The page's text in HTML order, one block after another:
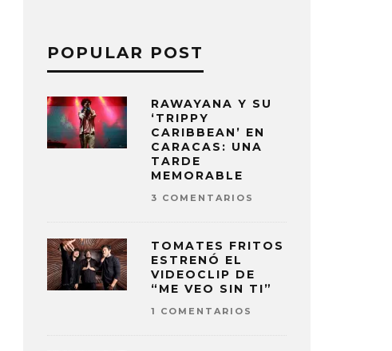
POPULAR POST
RAWAYANA Y SU
‘TRIPPY
CARIBBEAN’ EN
CARACAS: UNA
TARDE
MEMORABLE
3 COMENTARIOS
TOMATES FRITOS
ESTRENÓ EL
VIDEOCLIP DE
“ME VEO SIN TI”
1 COMENTARIOS